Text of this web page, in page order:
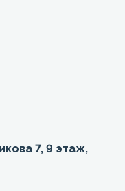
7, 9 этаж,